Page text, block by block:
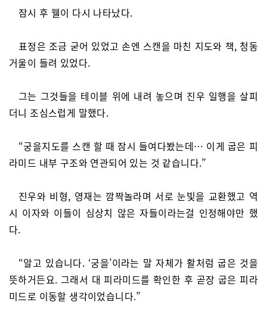
잠시 후 웰이 다시 나타났다.
표정은 조금 굳어 있었고 손엔 스캔을 마친 지도와 책, 청동
거울이 들려 있었다.
그는 그것들을 테이블 위에 내려 놓으며 진우 일행을 살피
더니 조심스럽게 말했다.
“궁을지도를 스캔 할 때 잠시 들여다봤는데… 이게 굽은 피
라미드 내부 구조와 연관되어 있는 것 같습니다.”
진우와 비형, 영재는 깜짝놀라며 서로 눈빛을 교환했고 역
시 이자와 이들이 심상치 않은 자들이라는걸 인정해야만 했
다.
“알고 있습니다. ‘궁을’이라는 말 자체가 활처럼 굽은 것을
뜻하거든요. 그래서 대 피라미드를 확인한 후 곧장 굽은 피라
미드로 이동할 생각이었습니다.”